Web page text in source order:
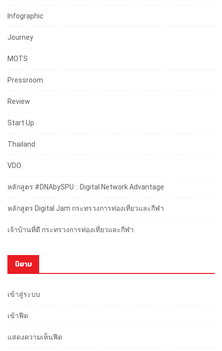
Infographic
Journey
MOTS
Pressroom
Review
Start Up
Thailand
VDO
หลักสูตร #DNAbySPU :: Digital Network Advantage
หลักสูตร Digital Jam กระทรวงการท่องเที่ยวและกีฬา
เจ้าบ้านที่ดี กระทรวงการท่องเที่ยวและกีฬา
นิยาม
เข้าสู่ระบบ
เข้าฟีด
แสดงความเห็นฟีด